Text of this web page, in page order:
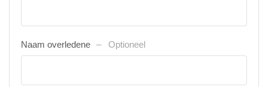
Naam overledene Optioneel